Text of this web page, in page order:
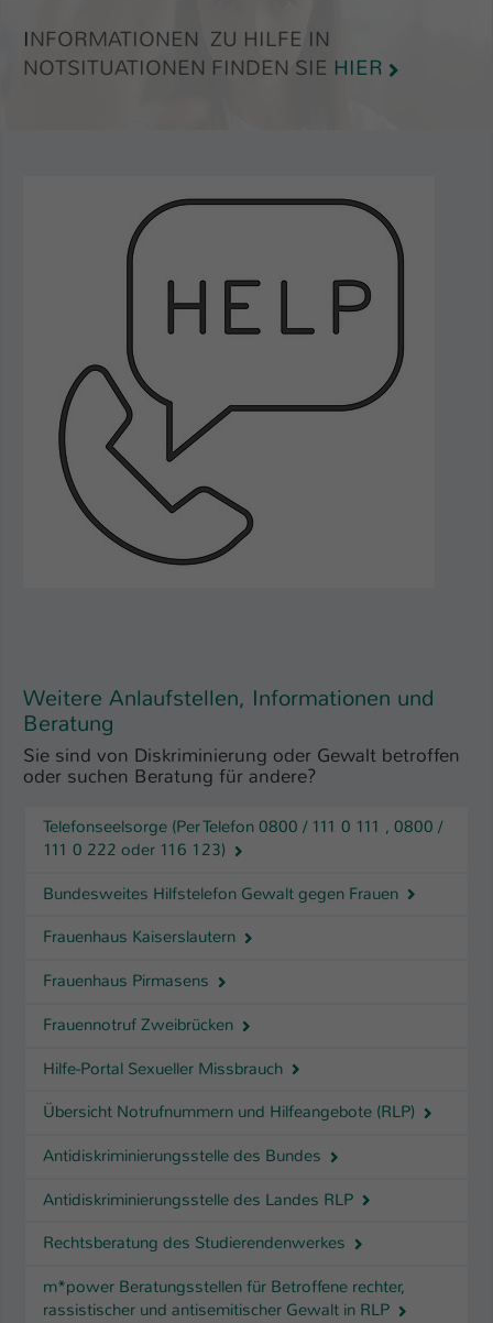
INFORMATIONEN ZU HILFE IN
NOTSITUATIONEN FINDEN SIE HIER
Weitere Anlaufstellen, Informationen und
Beratung
Sie sind von Diskriminierung oder Gewalt betroffen
oder suchen Beratung für andere?
Telefonseelsorge (Per Telefon 0800 / 111 0 111 , 0800 /
111 0 222 oder 116 123)
Bundesweites Hilfstelefon Gewalt gegen Frauen
Frauenhaus Kaiserslautern
Frauenhaus Pirmasens
Frauennotruf Zweibrücken
Hilfe-Portal Sexueller Missbrauch
Übersicht Notrufnummern und Hilfeangebote (RLP)
Antidiskriminierungsstelle des Bundes
Antidiskriminierungsstelle des Landes RLP
Rechtsberatung des Studierendenwerkes
m*power Beratungsstellen für Betroffene rechter,
rassistischer und antisemitischer Gewalt in RLP